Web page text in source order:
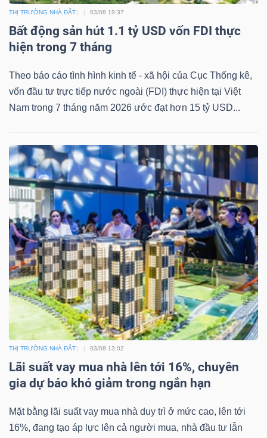
THỊ TRƯỜNG NHÀ ĐẤT 03/08 19:37
Bất động sản hút 1.1 tỷ USD vốn FDI thực
hiện trong 7 tháng
Theo báo cáo tình hình kinh tế - xã hội của Cục Thống kê,
vốn đầu tư trực tiếp nước ngoài (FDI) thực hiện tại Việt
Nam trong 7 tháng năm 2026 ước đạt hơn 15 tỷ USD...
THỊ TRƯỜNG NHÀ ĐẤT 03/08 13:02
Lãi suất vay mua nhà lên tới 16%, chuyên
gia dự báo khó giảm trong ngắn hạn
Mặt bằng lãi suất vay mua nhà duy trì ở mức cao, lên tới
16%, đang tạo áp lực lên cả người mua, nhà đầu tư lẫn